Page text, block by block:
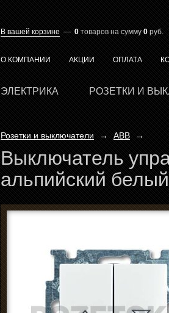
В вашей корзине — 0 товаров на сумму 0 руб.
О КОМПАНИИ АКЦИИ ОПЛАТА
ЭЛЕКТРИКА РОЗЕТКИ И
Розетки и выключатели → ABB →
Выключатель
альпийский